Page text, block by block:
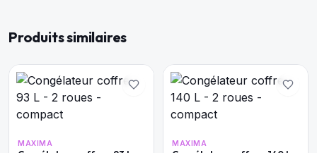
Produits similaires
MAXIMA MAXIMA